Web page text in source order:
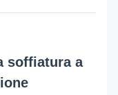
soffiatura a